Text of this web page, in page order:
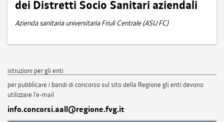
dei Distretti Socio Sanitari aziendali
Azienda sanitaria universitaria Friuli Centrale (ASU FC)
istruzioni per gli enti
per pubblicare i bandi di concorso sul sito della Regione gli enti devono
utilizzare l'e-mail
info.concorsi.aall@regione.fvg.it